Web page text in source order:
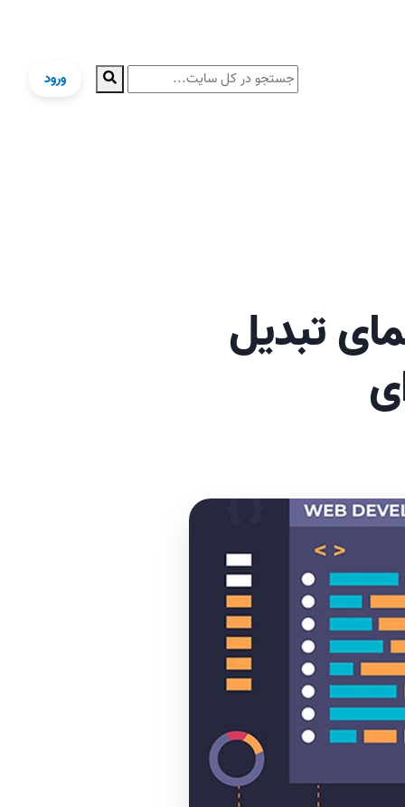
ورود
تبدیل‌